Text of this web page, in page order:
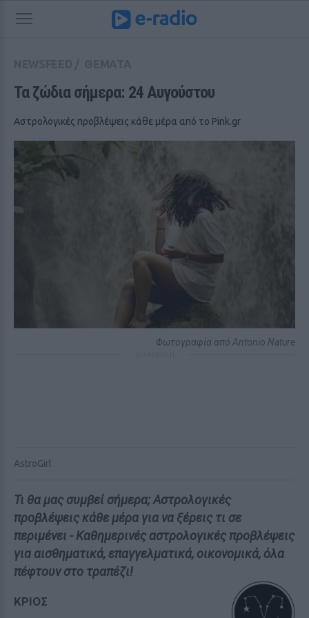
Τα ζώδια σήμερα: 24 Αυγούστου
Αστρολογικές προβλέψεις κάθε μέρα από το Pink.gr
Φωτογραφία από Antonio Nature
AstroGirl
Τι θα μας συμβεί σήμερα; Αστρολογικές
προβλέψεις κάθε μέρα για να ξέρεις τι σε
περιμένει - Καθημερινές αστρολογικές προβλέψεις
για αισθηματικά, επαγγελματικά, οικονομικά, όλα
πέφτουν στο τραπέζι!
ΚΡΙΟΣ